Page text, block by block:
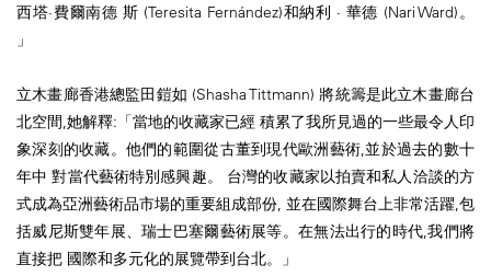
西塔·費爾南德 斯 (Teresita Fernández)和納利 · 華德 (Nari Ward)。
」
立木畫廊香港總監田鎧如 (Shasha Tittmann) 將統籌是此立木畫廊台
北空間,她解釋:「當地的收藏家已經 積累了我所見過的一些最令人印
象深刻的收藏。他們的範圍從古董到現代歐洲藝術,並於過去的數十
年中 對當代藝術特別感興趣。 台灣的收藏家以拍賣和私人洽談的方
式成為亞洲藝術品市場的重要組成部份, 並在國際舞台上非常活躍,包
括威尼斯雙年展、瑞士巴塞爾藝術展等。在無法出行的時代,我們將
直接把 國際和多元化的展覽帶到台北。」